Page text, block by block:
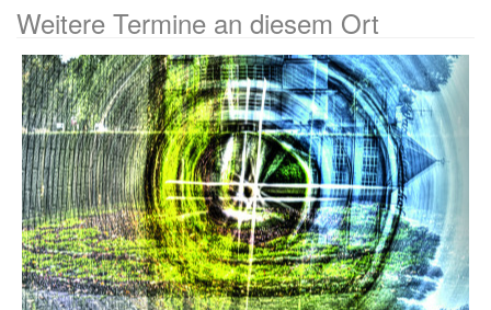
Weitere Termine an diesem Ort